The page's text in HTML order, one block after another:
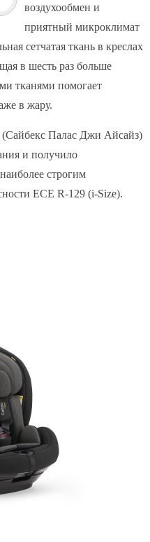
воздухообмен и
приятный микроклимат
сетчатая ткань в креслах
в шесть раз больше
тканями помогает
в жару.
(Сайбекс Палас Джи Айсайз)
и получило
строгим
ECE R-129 (i-Size).